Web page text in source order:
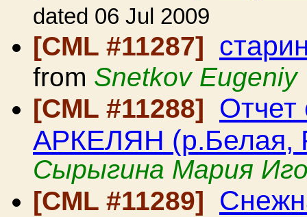
dated 06 Jul 2009
[CML #11287]
from Snetkov Eugeniy
[CML #11288]
Отчет
АРКЕЛЯН (р.Белая,
Сырыгина Мария
[CML #11289]